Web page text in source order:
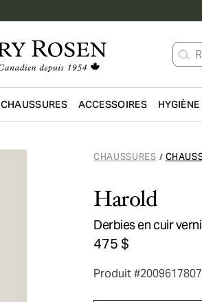
Passer au contenu principal
CHAUSSURES ACCESSOIRES HYGIÈNE
CHAUSSURES /
Harold
Derbies en cuir
475 $
Produit